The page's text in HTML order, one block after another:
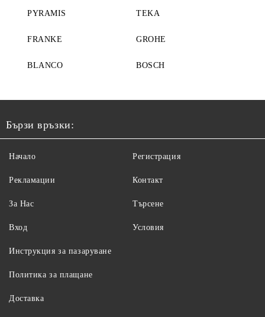
PYRAMIS TEKA
FRANKE GROHE
BLANCO BOSCH
Бързи връзки:
Начало
Рекламации
За Нас
Вход
Регистрация
Контакт
Търсене
Условия
Инструкция за пазаруване
Политика за плащане
Доставка